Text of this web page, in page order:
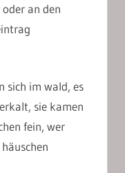
an den
sich im wald, es
sie kamen
fein, wer